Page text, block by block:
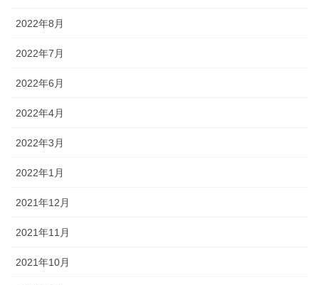
2022年8月
2022年7月
2022年6月
2022年4月
2022年3月
2022年1月
2021年12月
2021年11月
2021年10月